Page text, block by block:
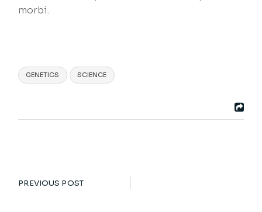
morbi.
GENETICS SCIENCE
PREVIOUS POST